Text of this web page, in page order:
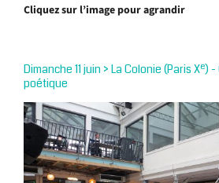
Cliquez sur l’image pour agrandir
Dimanche 11 juin > La Colonie (Paris Xe) -
poétique